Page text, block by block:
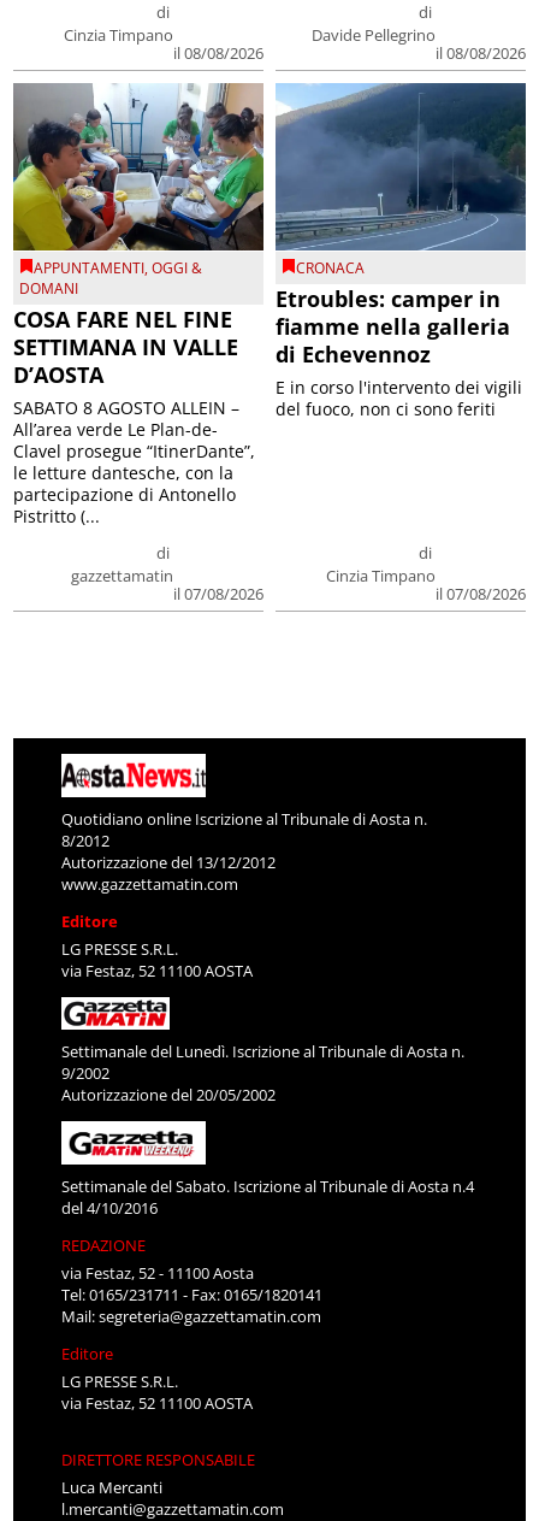
di
Cinzia Timpano
il 08/08/2026
di
Davide Pellegrino
il 08/08/2026
APPUNTAMENTI,OGGI &
DOMANI
COSA FARE NEL FINE
SETTIMANA IN VALLE
D’AOSTA
di
gazzettamatin
il 07/08/2026
SABATO 8 AGOSTO ALLEIN –
All’area verde Le Plan-de-
Clavel prosegue “ItinerDante”,
le letture dantesche, con la
partecipazione di Antonello
Pistritto (...
CRONACA
Etroubles: camper in
fiamme nella galleria
di Echevennoz
di
Cinzia Timpano
il 07/08/2026
E in corso l'intervento dei vigili
del fuoco, non ci sono feriti
Quotidiano online Iscrizione al Tribunale di Aosta n.
8/2012
Autorizzazione del 13/12/2012
www.gazzettamatin.com
Editore
LG PRESSE S.R.L.
via Festaz, 52 11100 AOSTA
Settimanale del Lunedì. Iscrizione al Tribunale di Aosta n.
9/2002
Autorizzazione del 20/05/2002
Settimanale del Sabato. Iscrizione al Tribunale di Aosta n.4
del 4/10/2016
REDAZIONE
via Festaz, 52 - 11100 Aosta
Tel: 0165/231711 - Fax: 0165/1820141
Mail:segreteria@gazzettamatin.com
Editore
LG PRESSE S.R.L.
via Festaz, 52 11100 AOSTA
DIRETTORE RESPONSABILE
Luca Mercanti
l.mercanti@gazzettamatin.com